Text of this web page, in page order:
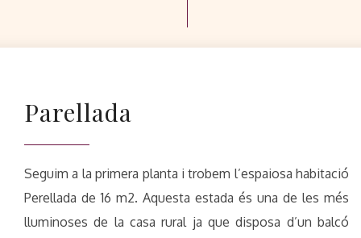
Parellada
Seguim a la primera planta i trobem l’espaiosa habitació
Perellada de 16 m2. Aquesta estada és una de les més
lluminoses de la casa rural ja que disposa d’un balcó